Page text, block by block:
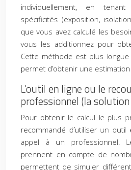
individuellement, en
spécificités (exposition,
que vous avez calculé les
vous les additionnez pour
Cette méthode est plus
permet d’obtenir une
L’outil en ligne ou le
professionnel (la
Pour obtenir le calcul le plus
recommandé d’utiliser un
appel à un professionnel.
prennent en compte de
permettent de simuler